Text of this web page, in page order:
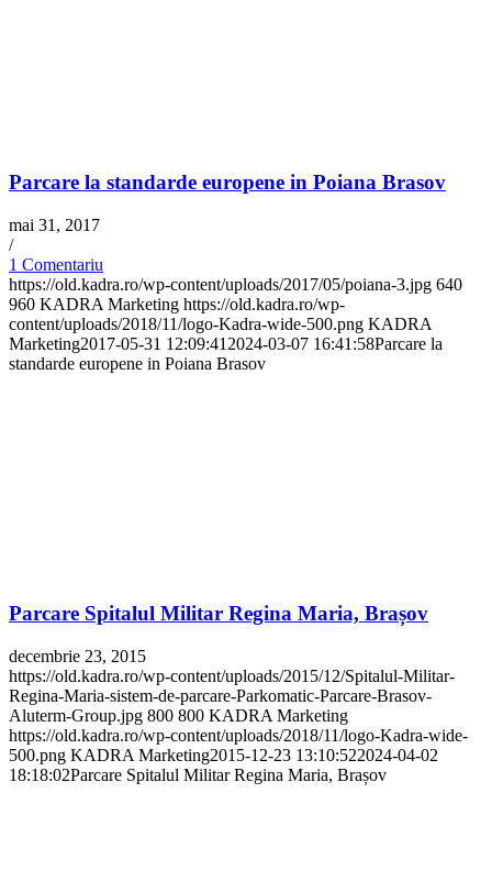
Parcare la standarde europene in Poiana Brasov
mai 31, 2017
/
1 Comentariu
https://old.kadra.ro/wp-content/uploads/2017/05/poiana-3.jpg 640
960 KADRA Marketing https://old.kadra.ro/wp-
content/uploads/2018/11/logo-Kadra-wide-500.png KADRA
Marketing2017-05-31 12:09:41 2024-03-07 16:41:58Parcare la
standarde europene in Poiana Brasov
Parcare Spitalul Militar Regina Maria, Brașov
decembrie 23, 2015
https://old.kadra.ro/wp-content/uploads/2015/12/Spitalul-Militar-
Regina-Maria-sistem-de-parcare-Parkomatic-Parcare-Brasov-
Aluterm-Group.jpg 800 800 KADRA Marketing
https://old.kadra.ro/wp-content/uploads/2018/11/logo-Kadra-wide-
500.png KADRA Marketing2015-12-23 13:10:522024-04-02
18:18:02Parcare Spitalul Militar Regina Maria, Brașov